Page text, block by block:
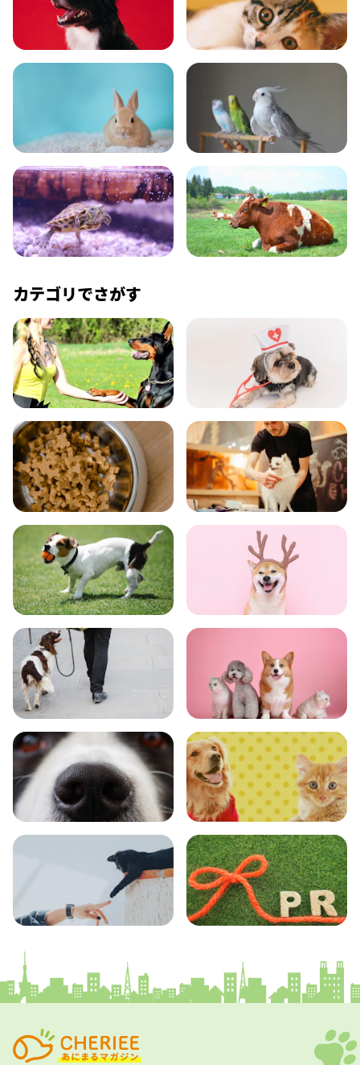
いぬ ねこ
小動物 とり・さかな
カテゴリでさがす
飼い方 健康
食事 お手入れ
トレーニング グッズ
おでかけ 図鑑
エンタメ クイズ